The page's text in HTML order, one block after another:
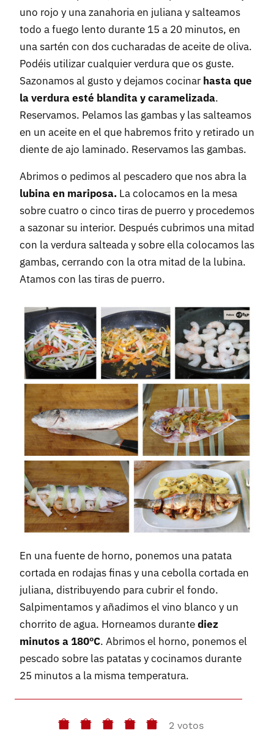
uno rojo y una zanahoria en juliana y salteamos
todo a fuego lento durante 15 a 20 minutos, en
una sartén con dos cucharadas de aceite de oliva.
Podéis utilizar cualquier verdura que os guste.
Sazonamos al gusto y dejamos cocinar hasta que
la verdura esté blandita y caramelizada.
Reservamos. Pelamos las gambas y las salteamos
en un aceite en el que habremos frito y retirado un
diente de ajo laminado. Reservamos las gambas.
Abrimos o pedimos al pescadero que nos abra la
lubina en mariposa. La colocamos en la mesa
sobre cuatro o cinco tiras de puerro y procedemos
a sazonar su interior. Después cubrimos una mitad
con la verdura salteada y sobre ella colocamos las
gambas, cerrando con la otra mitad de la lubina.
Atamos con las tiras de puerro.
En una fuente de horno, ponemos una patata
cortada en rodajas finas y una cebolla cortada en
juliana, distribuyendo para cubrir el fondo.
Salpimentamos y añadimos el vino blanco y un
chorrito de agua. Horneamos durantediez
minutos a 180ºC. Abrimos el horno, ponemos el
pescado sobre las patatas y cocinamos durante
25 minutos a la misma temperatura.
2 votos